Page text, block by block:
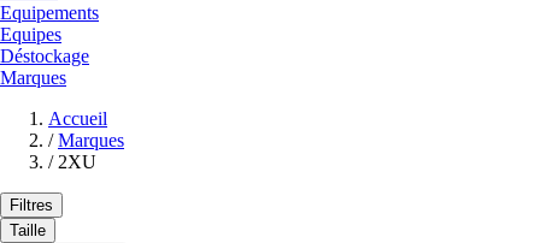
Equipements
Equipes
Déstockage
Marques
Accueil
/ Marques
/ 2XU
Filtres
Taille